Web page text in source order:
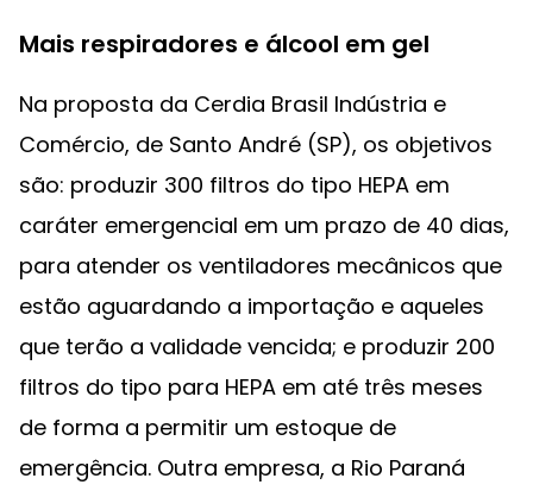
Mais respiradores e álcool em gel
Na proposta da Cerdia Brasil Indústria e
Comércio, de Santo André (SP), os objetivos
são: produzir 300 filtros do tipo HEPA em
caráter emergencial em um prazo de 40 dias,
para atender os ventiladores mecânicos que
estão aguardando a importação e aqueles
que terão a validade vencida; e produzir 200
filtros do tipo para HEPA em até três meses
de forma a permitir um estoque de
emergência. Outra empresa, a Rio Paraná